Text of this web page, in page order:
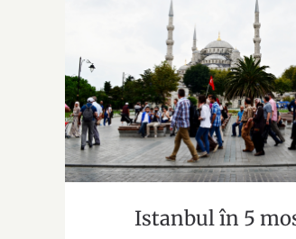
Istanbul în 5
Istanbul în 5